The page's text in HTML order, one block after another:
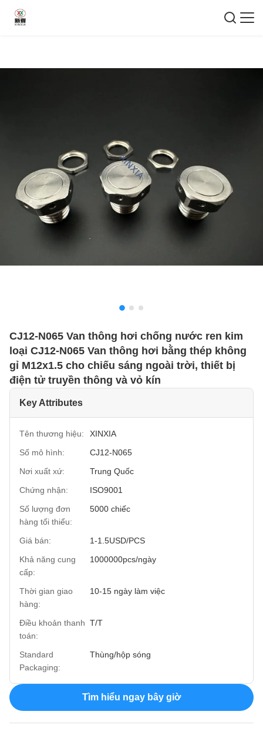
CJ12-N065 Van thông hơi chống nước ren kim
loại CJ12-N065 Van thông hơi bằng thép không
gỉ M12x1.5 cho chiếu sáng ngoài trời, thiết bị
điện tử truyền thông và vỏ kín
Key Attributes
Tên thương hiệu:
XINXIA
Số mô hình:
CJ12-N065
Nơi xuất xứ:
Trung Quốc
Chứng nhận:
ISO9001
Số lượng đơn
hàng tối thiểu:
5000 chiếc
Giá bán:
1-1.5USD/PCS
Khả năng cung
cấp:
1000000pcs/ngày
Thời gian giao
hàng:
10-15 ngày làm việc
Điều khoản thanh
toán:
T/T
Standard
Packaging:
Thùng/hộp sóng
Tìm hiểu ngay bây giờ